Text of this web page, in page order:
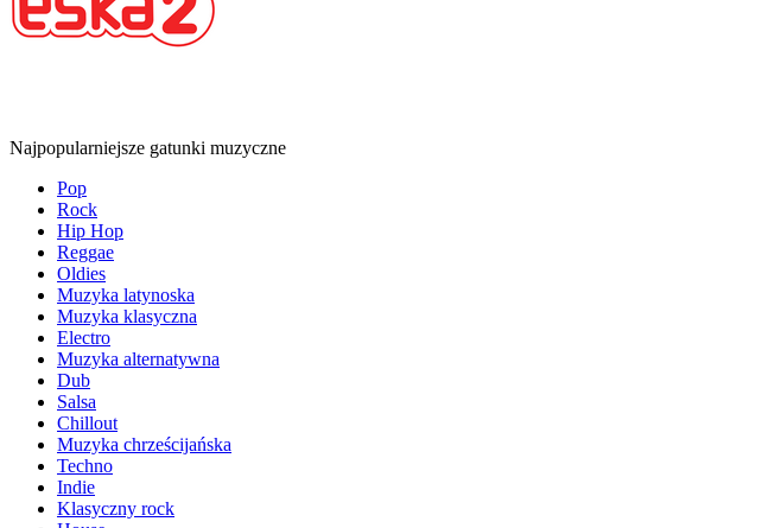
Najpopularniejsze gatunki muzyczne
Pop
Rock
Hip Hop
Reggae
Oldies
Muzyka latynoska
Muzyka klasyczna
Electro
Muzyka alternatywna
Dub
Salsa
Chillout
Muzyka chrześcijańska
Techno
Indie
Klasyczny rock